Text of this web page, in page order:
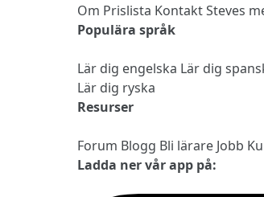
Om Prislista KontaktSteves
Populära språk
Lär dig engelska Lär dig
Lär dig ryska
Resurser
Forum Blogg Bli lärare Jobb
Ladda ner vår app på: